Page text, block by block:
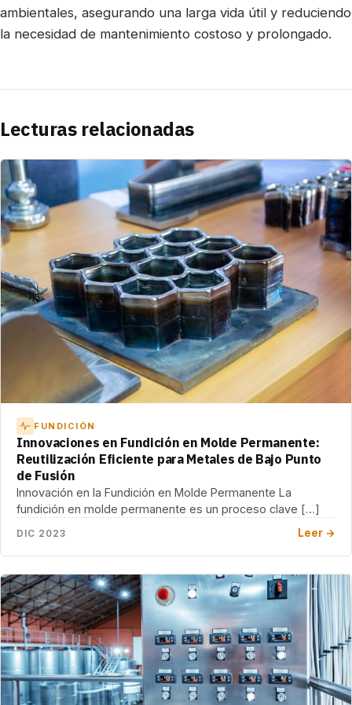
ambientales, asegurando una larga vida útil y reduciendo
la necesidad de mantenimiento costoso y prolongado.
Lecturas relacionadas
FUNDICIÓN
Innovaciones en Fundición en Molde Permanente:
Reutilización Eficiente para Metales de Bajo Punto
de Fusión
Innovación en la Fundición en Molde Permanente La
fundición en molde permanente es un proceso clave […]
DIC 2023 Leer →